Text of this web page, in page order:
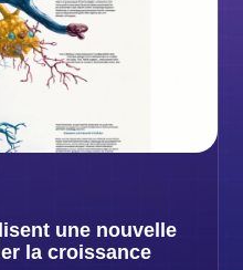
une nouvelle
la croissance